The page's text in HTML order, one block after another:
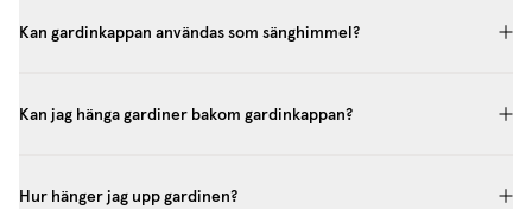
Kan gardinkappan användas som sänghimmel?
Kan jag hänga gardiner bakom gardinkappan?
Hur hänger jag upp gardinen?